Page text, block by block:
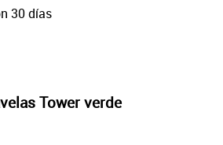
30 días
Tower verde